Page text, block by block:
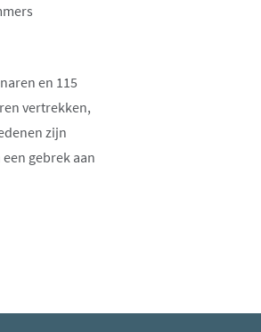
en 115
vertrekken,
zijn
gebrek aan